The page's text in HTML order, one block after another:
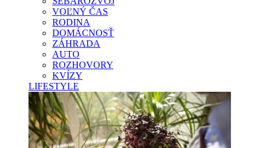
VOĽNÝ ČAS
RODINA
DOMÁCNOSŤ
ZÁHRADA
AUTO
ROZHOVORY
KVÍZY
LIFESTYLE